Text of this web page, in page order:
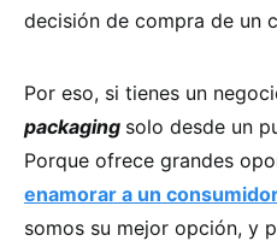
decisión de compra de un
Por eso, si tienes un
packaging solo desde un
Porque ofrece grandes
enamorar a un
somos su mejor opción, y